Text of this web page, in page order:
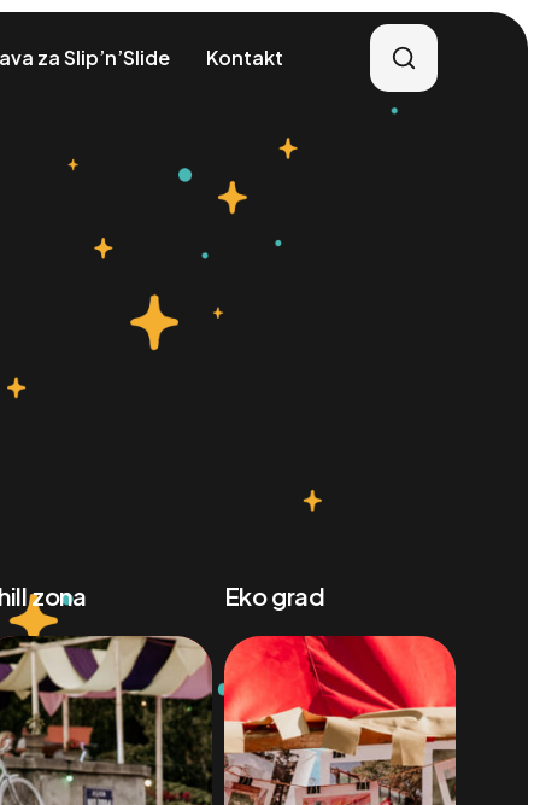
za Slip’n’Slide Kontakt
zona Eko grad